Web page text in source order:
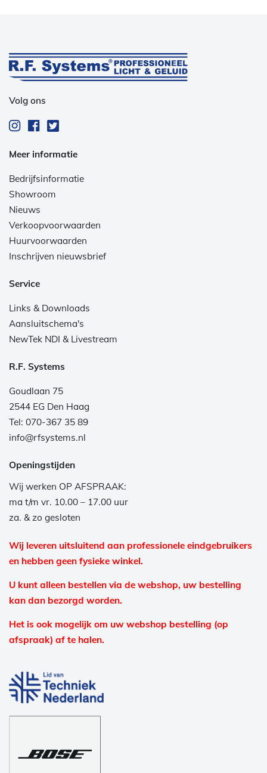
Volg ons
Meer informatie
Bedrijfsinformatie
Showroom
Nieuws
Verkoopvoorwaarden
Huurvoorwaarden
Inschrijven nieuwsbrief
Service
Links & Downloads
Aansluitschema's
NewTek NDI & Livestream
R.F. Systems
Goudlaan 75
2544 EG Den Haag
Tel: 070-367 35 89
info@rfsystems.nl
Openingstijden
Wij werken OP AFSPRAAK:
ma t/m vr. 10.00 – 17.00 uur
za. & zo gesloten
Wij leveren uitsluitend aan professionele eindgebruikers
en hebben geen fysieke winkel.
U kunt alleen bestellen via de webshop, uw bestelling
kan dan bezorgd worden.
Het is ook mogelijk om uw webshop bestelling (op
afspraak) af te halen.